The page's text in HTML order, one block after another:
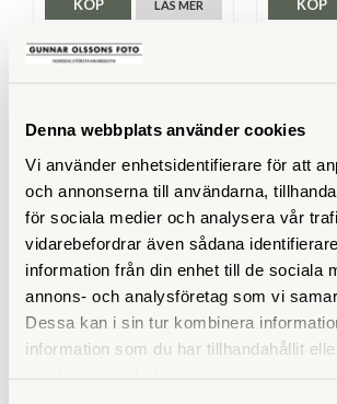
Denna webbplats använder cookies
Vi använder enhetsidentifierare för att
och annonserna till användarna,
för sociala medier och analysera vår
vidarebefordrar även sådana
information från din enhet till de sociala
annons- och analysföretag som vi
Dessa kan i sin tur kombinera
information som du har tillhandahållit
LÄS MER
KÖP KÖP
ANDRA KÖPTE ÄVEN